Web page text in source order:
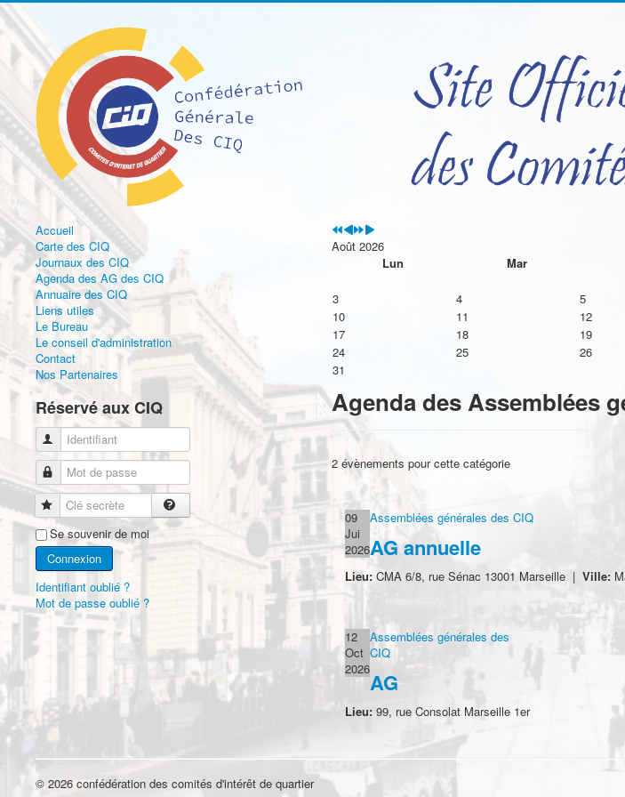
Accueil
Carte des CIQ
Journaux des CIQ
Agenda des AG des CIQ
Annuaire des CIQ
Liens utiles
Le Bureau
Le conseil d'administration
Contact
Nos Partenaires
Réservé aux CIQ
Identifiant
Mot de passe
Clé secrète
Se souvenir de moi
Connexion
Identifiant oublié ?
Mot de passe oublié ?
Août 2026
Lun
Mar
3
4 5
10
11 12
17
18 19
24
25 26
31
Agenda des Assemblées
2 évènements pour cette catégorie
09
Jui
2026
Assemblées générales des CIQ
AG annuelle
Lieu:CMA 6/8, rue Sénac 13001 Marseille | Ville:
12
Oct
2026
Assemblées générales des
CIQ
AG
Lieu:99, rue Consolat Marseille 1er
© 2026 confédération des comités d'intérêt de quartier